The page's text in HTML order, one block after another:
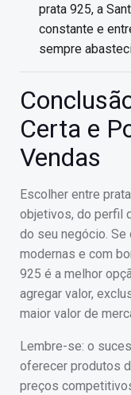
prata 925, a
constante e
sempre
Certa e
Vendas
Escolher entre
objetivos, do perfil
do seu negócio.
modernas e com
925 é a melhor
agregar valor,
maior valor de
Lembre-se: o
oferecer produtos
preços